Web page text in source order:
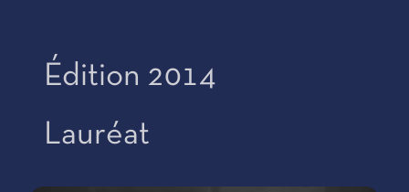
Édition 2014
Lauréat